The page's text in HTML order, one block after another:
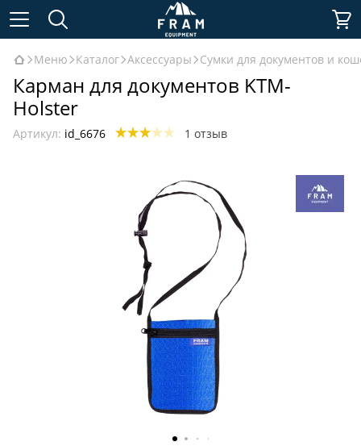
Меню Каталог Аксессуары Сумки для документов и
Карман для документов KTM-
Holster
Артикул: id_6676 1 отзыв